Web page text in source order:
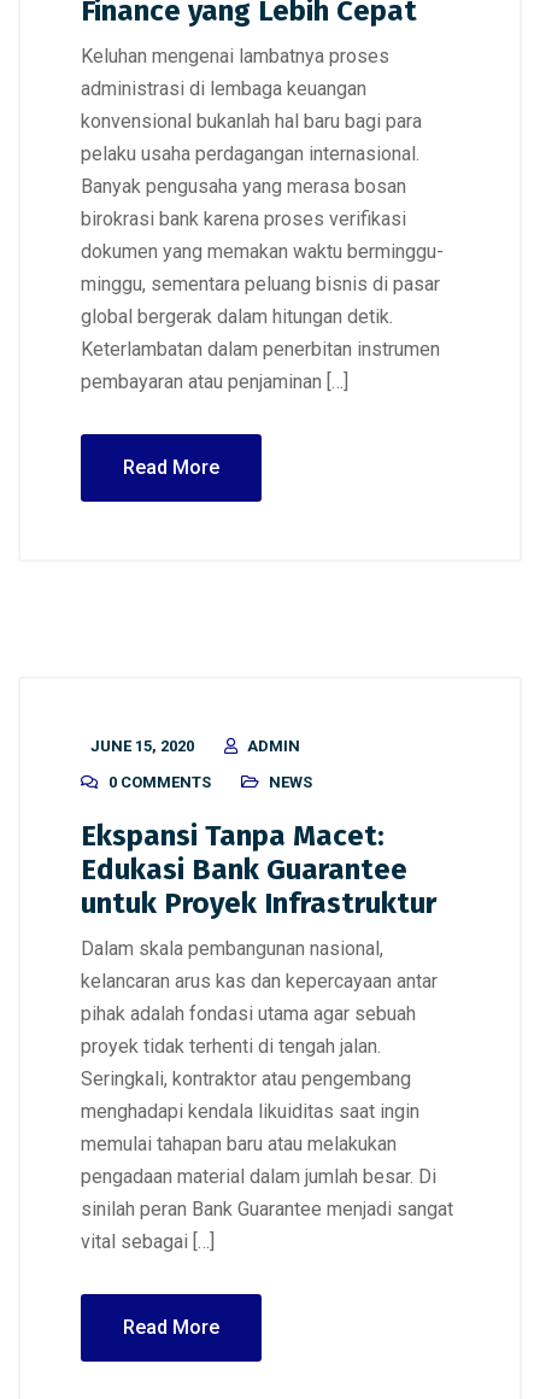
Finance yang Lebih Cepat
Keluhan mengenai lambatnya proses
administrasi di lembaga keuangan
konvensional bukanlah hal baru bagi para
pelaku usaha perdagangan internasional.
Banyak pengusaha yang merasa bosan
birokrasi bank karena proses verifikasi
dokumen yang memakan waktu berminggu-
minggu, sementara peluang bisnis di pasar
global bergerak dalam hitungan detik.
Keterlambatan dalam penerbitan instrumen
pembayaran atau penjaminan […]
Read More
JUNE 15, 2020
ADMIN
0 COMMENTS
NEWS
Ekspansi Tanpa Macet:
Edukasi Bank Guarantee
untuk Proyek Infrastruktur
Dalam skala pembangunan nasional,
kelancaran arus kas dan kepercayaan antar
pihak adalah fondasi utama agar sebuah
proyek tidak terhenti di tengah jalan.
Seringkali, kontraktor atau pengembang
menghadapi kendala likuiditas saat ingin
memulai tahapan baru atau melakukan
pengadaan material dalam jumlah besar. Di
sinilah peran Bank Guarantee menjadi sangat
vital sebagai […]
Read More